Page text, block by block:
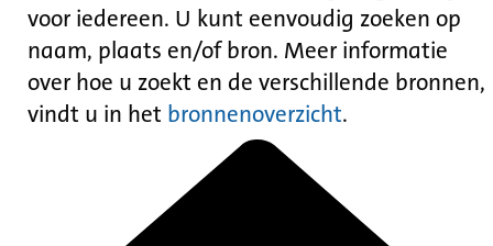
voor iedereen. U kunt eenvoudig zoeken op
naam, plaats en/of bron. Meer informatie
over hoe u zoekt en de verschillende bronnen,
vindt u in het bronnenoverzicht.